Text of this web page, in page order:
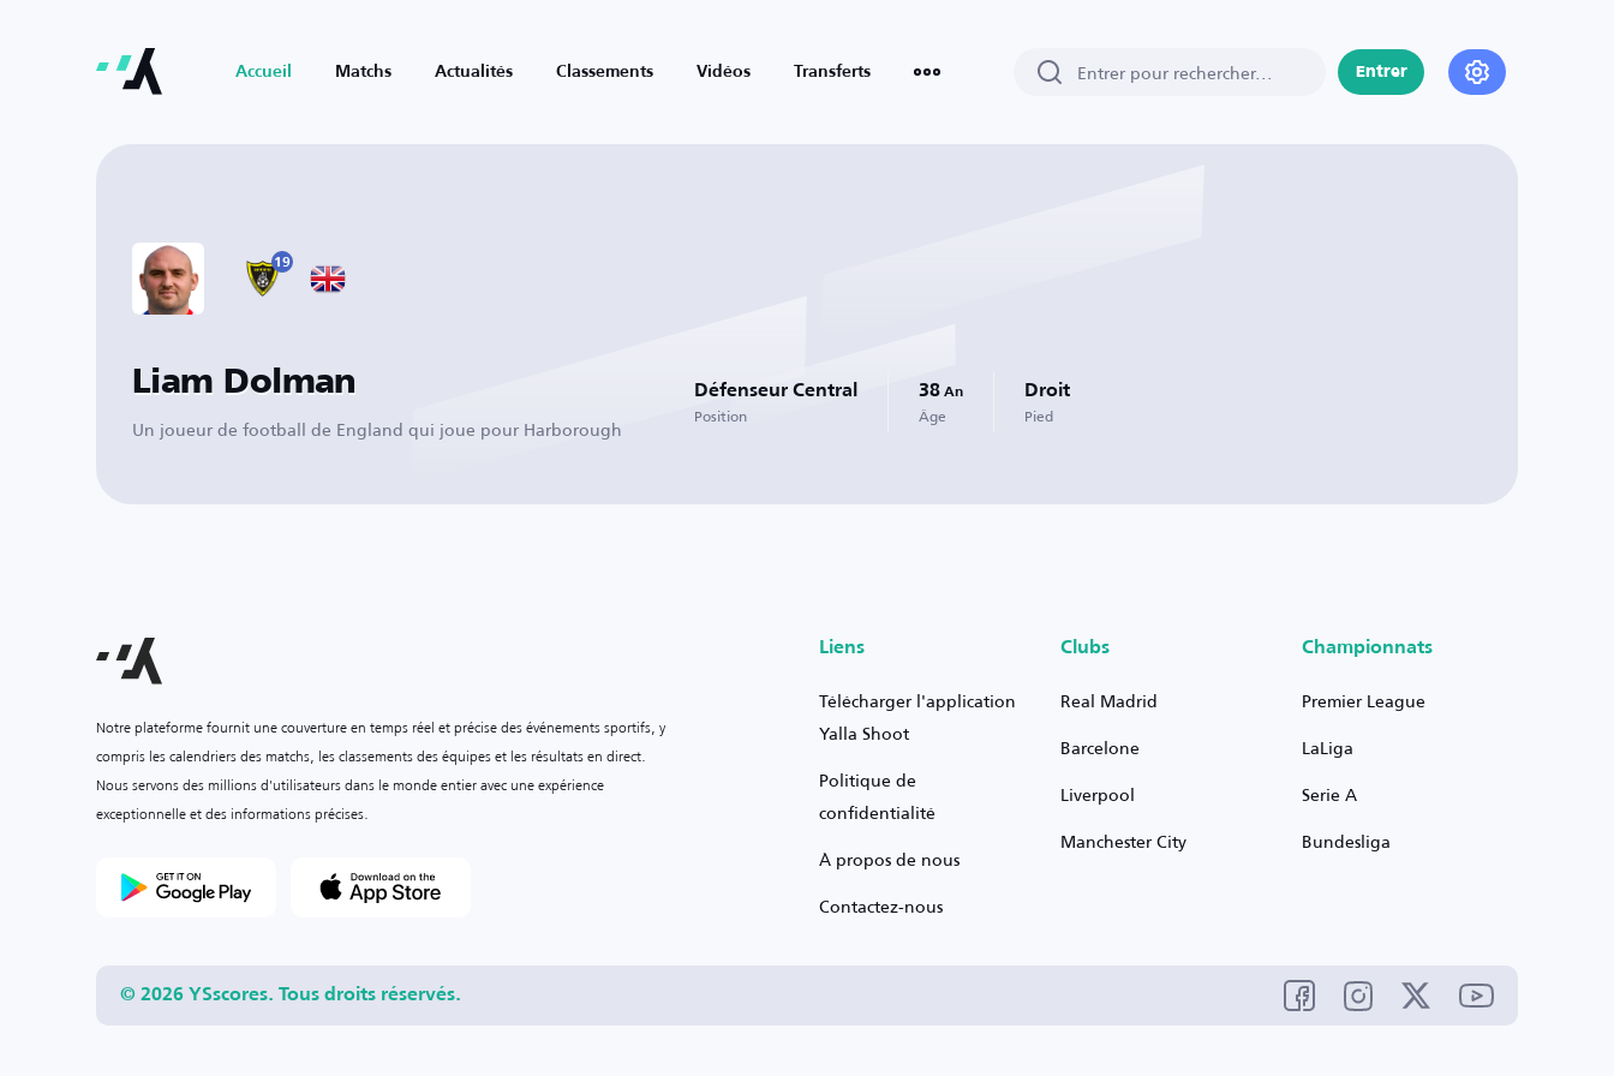
Accueil Matchs Actualités Classements Vidéos Transferts Entrer
19
Liam Dolman
Un joueur de football de England qui joue pour Harborough
Défenseur Central
Position
38 An
Âge
Droit
Pied
Notre plateforme fournit une couverture en temps réel et précise des événements sportifs, y
compris les calendriers des matchs, les classements des équipes et les résultats en direct.
Nous servons des millions d'utilisateurs dans le monde entier avec une expérience
exceptionnelle et des informations précises.
Liens
Télécharger l'application
Yalla Shoot
Politique de
confidentialité
À propos de nous
Contactez-nous
Clubs
Real Madrid
Barcelone
Liverpool
Manchester City
Championnats
Premier League
LaLiga
Serie A
Bundesliga
© 2026 YSscores. Tous droits réservés.